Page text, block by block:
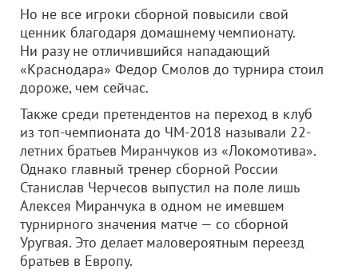
Но не все игроки сборной повысили свой
ценник благодаря домашнему чемпионату.
Ни разу не отличившийся нападающий
«Краснодара» Федор Смолов до турнира стоил
дороже, чем сейчас.
Также среди претендентов на переход в клуб
из топ-чемпионата до ЧМ-2018 называли 22-
летних братьев Миранчуков из «Локомотива».
Однако главный тренер сборной России
Станислав Черчесов выпустил на поле лишь
Алексея Миранчука в одном не имевшем
турнирного значения матче — со сборной
Уругвая. Это делает маловероятным переезд
братьев в Европу.